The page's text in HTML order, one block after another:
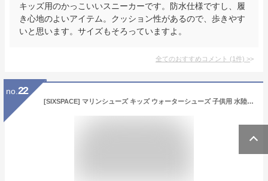
キッズ用のかっこいいスニーカーです。防水仕様ですし、履
き心地のよいアイテム。クッション性があるので、歩きやす
いと思います。サイズもそろっていますよ。
全てのおすすめコメント (1件) >
no. 22
[SIXSPACE] マリンシューズ キッズ ウォーターシューズ 子供用 水陸両用 軽量 速乾 アクアシューズ ベビーシューズ ファーストシューズ 携帯便利 ブルー 18.5cm